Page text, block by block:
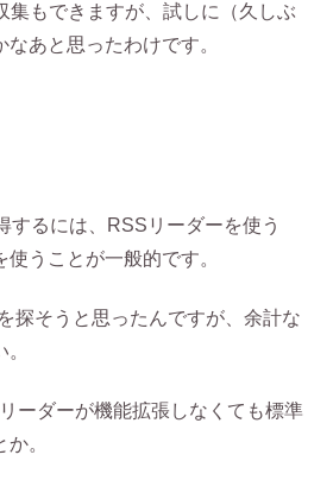
集もできますが、試しに（久しぶ
あと思ったわけです。
するには、RSSリーダーを使う
うことが一般的です。
探そうと思ったんですが、余計な
ーダーが機能拡張しなくても標準
。